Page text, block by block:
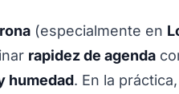
(especialmente en
rapidez de agenda
humedad. En la